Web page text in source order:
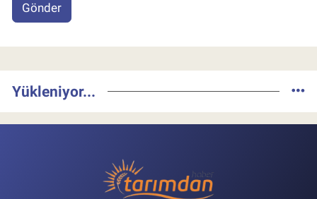
Gönder
Yükleniyor...